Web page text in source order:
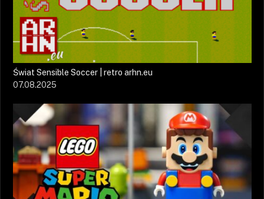
Świat Sensible Soccer | retro arhn.eu
07.08.2025